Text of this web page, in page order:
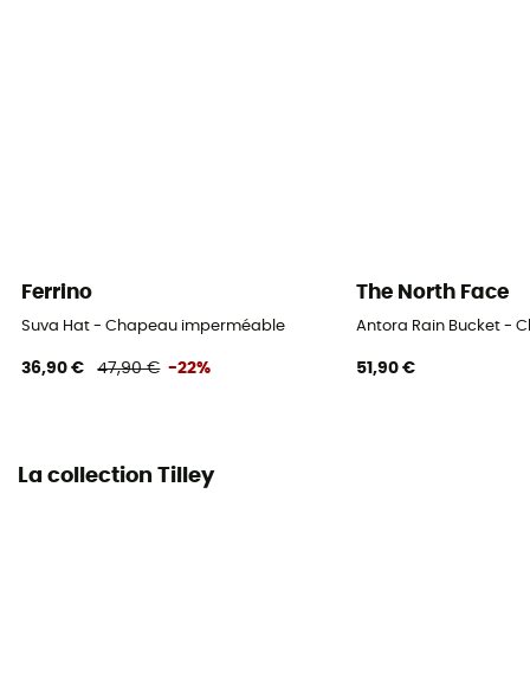
Ferrino
Suva Hat - Chapeau imperméable
36,90 € 47,90 € -22%
The North Face
Antora Rain Bucket -
51,90 €
La collection Tilley